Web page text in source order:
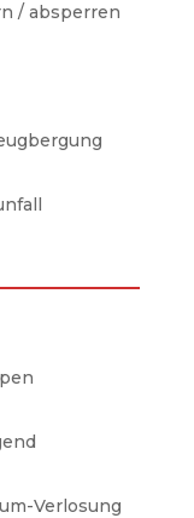
/ absperren
Verlosung